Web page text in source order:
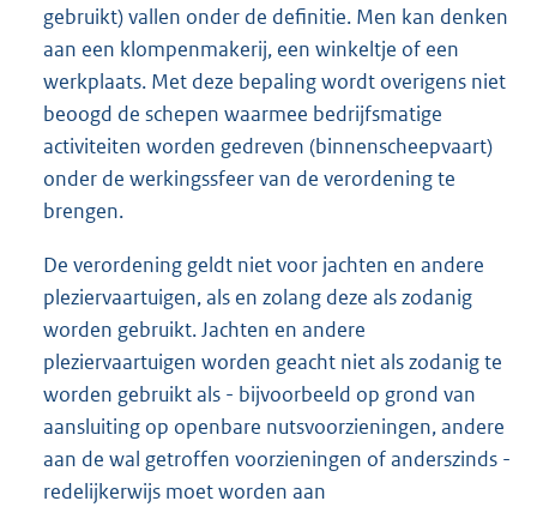
gebruikt) vallen onder de definitie. Men kan denken
aan een klompenmakerij, een winkeltje of een
werkplaats. Met deze bepaling wordt overigens niet
beoogd de schepen waarmee bedrijfsmatige
activiteiten worden gedreven (binnenscheepvaart)
onder de werkingssfeer van de verordening te
brengen.
De verordening geldt niet voor jachten en andere
pleziervaartuigen, als en zolang deze als zodanig
worden gebruikt. Jachten en andere
pleziervaartuigen worden geacht niet als zodanig te
worden gebruikt als - bijvoorbeeld op grond van
aansluiting op openbare nutsvoorzieningen, andere
aan de wal getroffen voorzieningen of anderszinds -
redelijkerwijs moet worden aan